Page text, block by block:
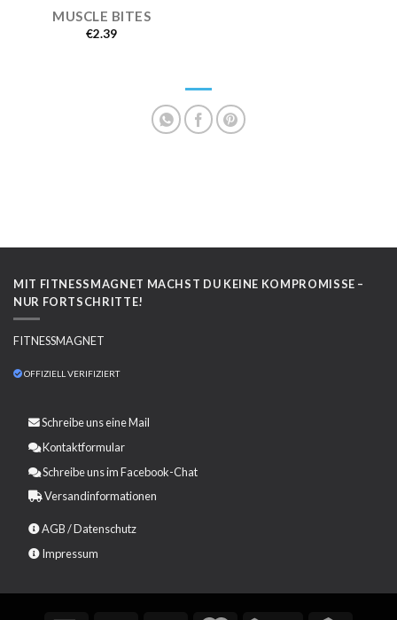
MUSCLE BITES
€2.39
MIT FITNESSMAGNET MACHST DU KEINE KOMPROMISSE –
NUR FORTSCHRITTE!
FITNESSMAGNET
OFFIZIELL VERIFIZIERT
Schreibe uns eineMail
Kontaktformular
Schreibe uns im Facebook-Chat
Versandinformationen
AGB/Datenschutz
Impressum